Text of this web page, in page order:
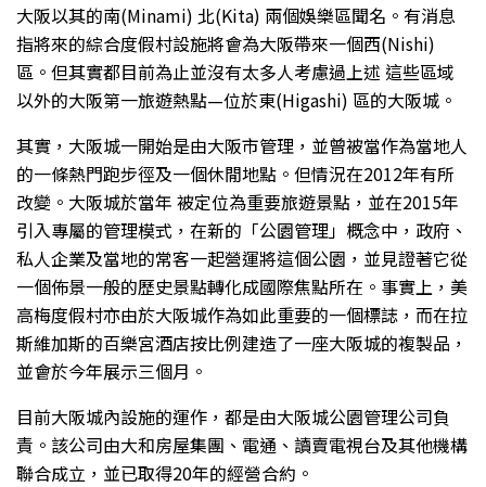
大阪以其的南(Minami) 北(Kita) 兩個娛樂區聞名。有消息
指將來的綜合度假村設施將會為大阪帶來一個西(Nishi)
區。但其實都目前為止並沒有太多人考慮過上述 這些區域
以外的大阪第一旅遊熱點—位於東(Higashi) 區的大阪城。
其實，大阪城一開始是由大阪市管理，並曾被當作為當地人
的一條熱門跑步徑及一個休閒地點。但情況在2012年有所
改變。大阪城於當年 被定位為重要旅遊景點，並在2015年
引入專屬的管理模式，在新的「公園管理」概念中，政府、
私人企業及當地的常客一起營運將這個公園，並見證著它從
一個佈景一般的歷史景點轉化成國際焦點所在。事實上，美
高梅度假村亦由於大阪城作為如此重要的一個標誌，而在拉
斯維加斯的百樂宮酒店按比例建造了一座大阪城的複製品，
並會於今年展示三個月。
目前大阪城內設施的運作，都是由大阪城公園管理公司負
責。該公司由大和房屋集團、電通、讀賣電視台及其他機構
聯合成立，並已取得20年的經營合約。